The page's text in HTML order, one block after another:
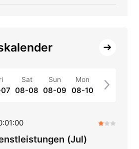
Sat
08-08
Sun
08-09
Mon
08-10
(Jul)